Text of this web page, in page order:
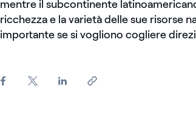
mentre il subcontinente
ricchezza e la varietà delle sue risorse
importante se si vogliono cogliere